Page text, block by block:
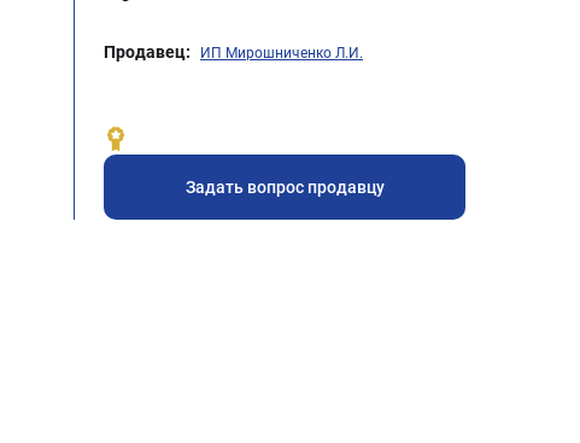
Продавец: ИП Мирошниченко Л.И.
Задать вопрос продавцу